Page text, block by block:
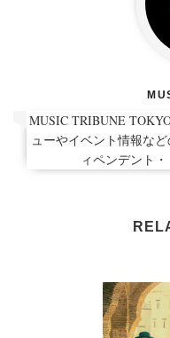
MUSIC TRIBUNE
ューやイベント情報な
ィペンデント